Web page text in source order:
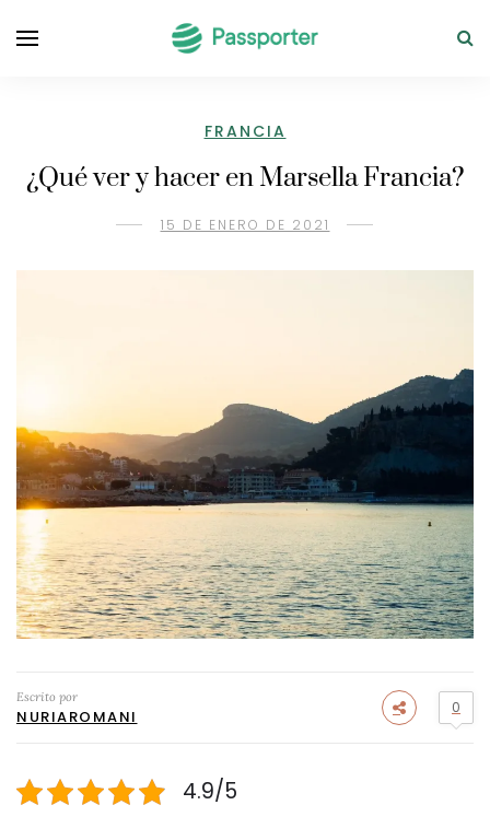
FRANCIA
¿Qué ver y hacer en Marsella Francia?
15 DE ENERO DE 2021
Escrito por
NURIAROMANI 0
4.9/5